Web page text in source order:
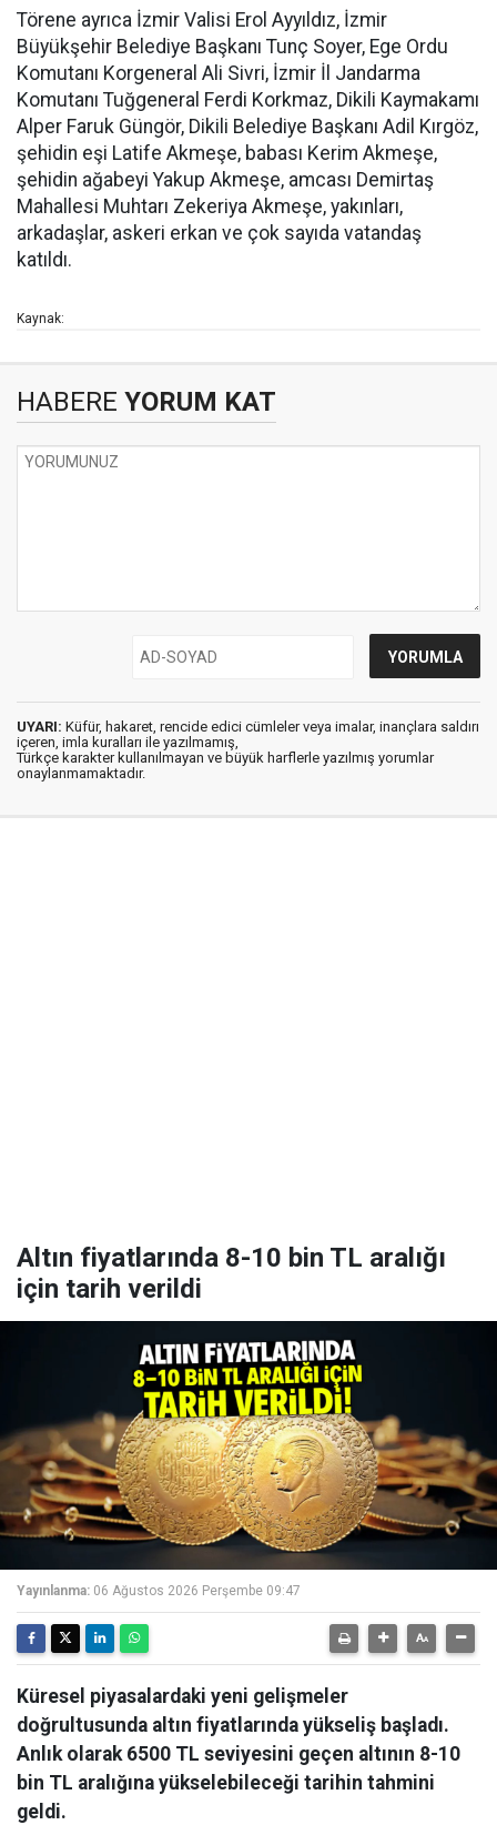
Törene ayrıca İzmir Valisi Erol Ayyıldız, İzmir
Büyükşehir Belediye Başkanı Tunç Soyer, Ege Ordu
Komutanı Korgeneral Ali Sivri, İzmir İl Jandarma
Komutanı Tuğgeneral Ferdi Korkmaz, Dikili Kaymakamı
Alper Faruk Güngör, Dikili Belediye Başkanı Adil Kırgöz,
şehidin eşi Latife Akmeşe, babası Kerim Akmeşe,
şehidin ağabeyi Yakup Akmeşe, amcası Demirtaş
Mahallesi Muhtarı Zekeriya Akmeşe, yakınları,
arkadaşlar, askeri erkan ve çok sayıda vatandaş
katıldı.
Kaynak:
HABERE YORUM KAT
UYARI: Küfür, hakaret, rencide edici cümleler veya imalar, inançlara saldırı
içeren, imla kuralları ile yazılmamış,
Türkçe karakter kullanılmayan ve büyük harflerle yazılmış yorumlar
onaylanmamaktadır.
Altın fiyatlarında 8-10 bin TL aralığı
için tarih verildi
Yayınlanma: 06 Ağustos 2026 Perşembe 09:47
Küresel piyasalardaki yeni gelişmeler
doğrultusunda altın fiyatlarında yükseliş başladı.
Anlık olarak 6500 TL seviyesini geçen altının 8-10
bin TL aralığına yükselebileceği tarihin tahmini
geldi.